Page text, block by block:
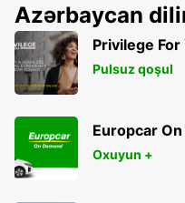
Azərbaycan
Privilege For
Pulsuz qoşul
Europcar
Oxuyun +